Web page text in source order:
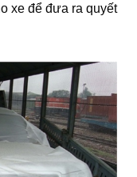
xe để đưa ra quyết